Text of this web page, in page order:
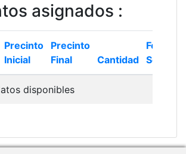
asignados :
Precinto
Inicial
Precinto
Final
Cantidad
Fecha
Solicitud
disponibles